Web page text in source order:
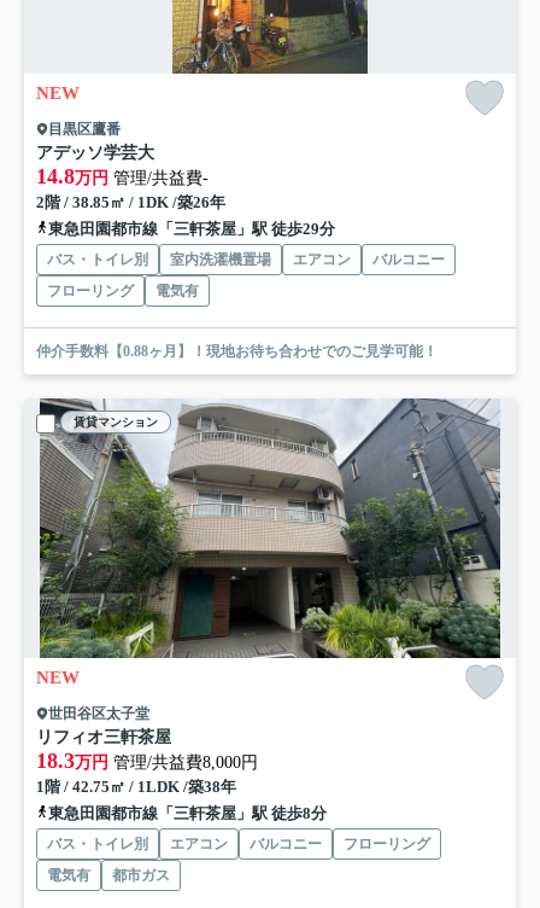
NEW
目黒区鷹番
アデッソ学芸大
14.8万円 管理/共益費-
2階 / 38.85㎡ / 1DK /築26年
東急田園都市線「三軒茶屋」駅 徒歩29分
バス・トイレ別 室内洗濯機置場 エアコン
バルコニー
フローリング
電気有
仲介手数料【0.88ヶ月】！現地お待ち合わせでのご見学可能！
賃貸マンション
NEW
世田谷区太子堂
リフィオ三軒茶屋
18.3万円 管理/共益費8,000円
1階 / 42.75㎡ / 1LDK /築38年
東急田園都市線「三軒茶屋」駅 徒歩8分
バス・トイレ別 エアコン バルコニー
フローリング
電気有
都市ガス